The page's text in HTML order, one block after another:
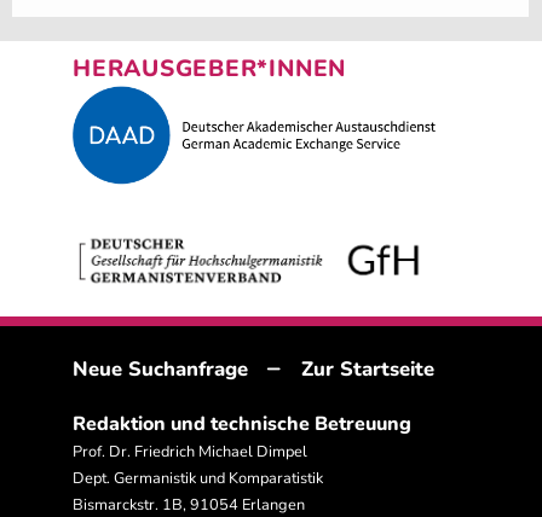
HERAUSGEBER*INNEN
Neue Suchanfrage – Zur Startseite
Redaktion und technische Betreuung
Prof. Dr. Friedrich Michael Dimpel
Dept. Germanistik und Komparatistik
Bismarckstr. 1B, 91054 Erlangen